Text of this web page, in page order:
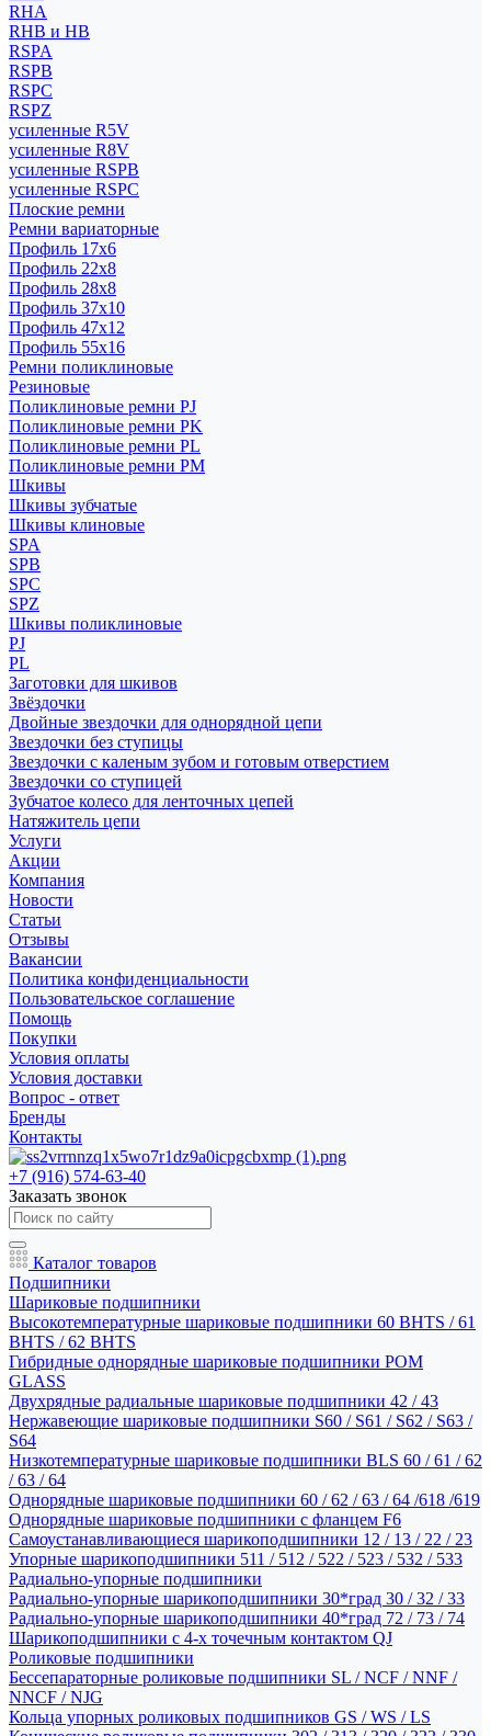
RHA
RHB и HB
RSPA
RSPB
RSPC
RSPZ
усиленные R5V
усиленные R8V
усиленные RSPB
усиленные RSPC
Плоские ремни
Ремни вариаторные
Профиль 17x6
Профиль 22x8
Профиль 28x8
Профиль 37x10
Профиль 47x12
Профиль 55x16
Ремни поликлиновые
Резиновые
Поликлиновые ремни PJ
Поликлиновые ремни PK
Поликлиновые ремни PL
Поликлиновые ремни PM
Шкивы
Шкивы зубчатые
Шкивы клиновые
SPA
SPB
SPC
SPZ
Шкивы поликлиновые
PJ
PL
Заготовки для шкивов
Звёздочки
Двойные звездочки для однорядной цепи
Звездочки без ступицы
Звездочки с каленым зубом и готовым отверстием
Звездочки со ступицей
Зубчатое колесо для ленточных цепей
Натяжитель цепи
Услуги
Акции
Компания
Новости
Статьи
Отзывы
Вакансии
Политика конфиденциальности
Пользовательское соглашение
Помощь
Покупки
Условия оплаты
Условия доставки
Вопрос - ответ
Бренды
Контакты
+7 (916) 574-63-40
Заказать звонок
Каталог товаров
Подшипники
Шариковые подшипники
Высокотемпературные шариковые подшипники 60 BHTS / 61
BHTS / 62 BHTS
Гибридные однорядные шариковые подшипники POM
GLASS
Двухрядные радиальные шариковые подшипники 42 / 43
Нержавеющие шариковые подшипники S60 / S61 / S62 / S63 /
S64
Низкотемпературные шариковые подшипники BLS 60 / 61 / 62
/ 63 / 64
Однорядные шариковые подшипники 60 / 62 / 63 / 64 /618 /619
Однорядные шариковые подшипники с фланцем F6
Самоустанавливающиеся шарикоподшипники 12 / 13 / 22 / 23
Упорные шарикоподшипники 511 / 512 / 522 / 523 / 532 / 533
Радиально-упорные подшипники
Радиально-упорные шарикоподшипники 30*град 30 / 32 / 33
Радиально-упорные шарикоподшипники 40*град 72 / 73 / 74
Шарикоподшипники с 4-х точечным контактом QJ
Роликовые подшипники
Бессепараторные роликовые подшипники SL / NCF / NNF /
NNCF / NJG
Кольца упорных роликовых подшипников GS / WS / LS